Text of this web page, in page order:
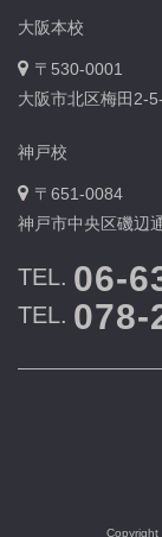
大阪本校
〒530-0001
大阪市北区梅田2-
神戸校
〒651-0084
神戸市中央区磯辺
TEL. 06-
TEL. 078-
Copyright